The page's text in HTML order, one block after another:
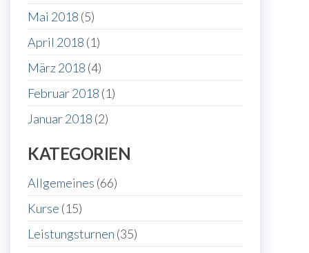
Mai 2018 (5)
April 2018 (1)
März 2018 (4)
Februar 2018 (1)
Januar 2018 (2)
KATEGORIEN
Allgemeines (66)
Kurse (15)
Leistungsturnen (35)